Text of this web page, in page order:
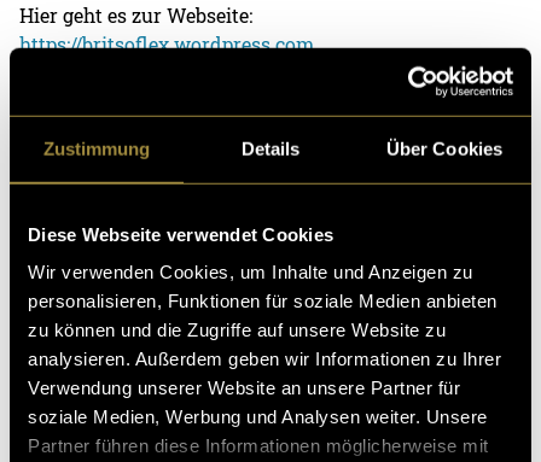
Zustimmung Details Über Cookies
Diese Webseite verwendet Cookies
Wir verwenden Cookies, um Inhalte und Anzeigen zu
personalisieren, Funktionen für soziale Medien anbieten
zu können und die Zugriffe auf unsere Website zu
analysieren. Außerdem geben wir Informationen zu Ihrer
Verwendung unserer Website an unsere Partner für
soziale Medien, Werbung und Analysen weiter. Unsere
Partner führen diese Informationen möglicherweise mit
Hier geht es zur Webseite:
https://britsoflex.wordpress.com
Kritik
Ähnliche Artikel